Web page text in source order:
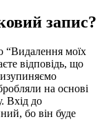
запис?
“Видалення моїх
відповідь, що
на основі
Вхід до
бо він буде